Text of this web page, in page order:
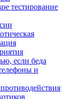
тестирование
если беда
и